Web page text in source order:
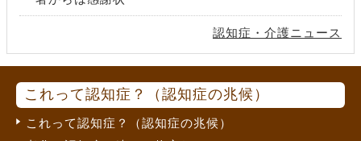
認知症・介護ニュース
これって認知症？（認知症の兆候）
これって認知症？（認知症の兆候）